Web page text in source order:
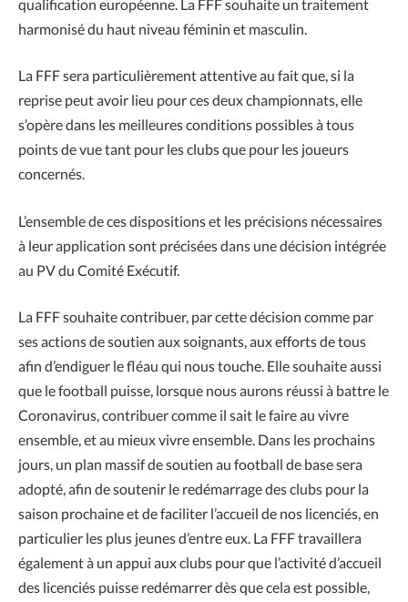
qualification européenne. La FFF souhaite un traitement
harmonisé du haut niveau féminin et masculin.
La FFF sera particulièrement attentive au fait que, si la
reprise peut avoir lieu pour ces deux championnats, elle
s’opère dans les meilleures conditions possibles à tous
points de vue tant pour les clubs que pour les joueurs
concernés.
L’ensemble de ces dispositions et les précisions nécessaires
à leur application sont précisées dans une décision intégrée
au PV du Comité Exécutif.
La FFF souhaite contribuer, par cette décision comme par
ses actions de soutien aux soignants, aux efforts de tous
afin d’endiguer le fléau qui nous touche. Elle souhaite aussi
que le football puisse, lorsque nous aurons réussi à battre le
Coronavirus, contribuer comme il sait le faire au vivre
ensemble, et au mieux vivre ensemble. Dans les prochains
jours, un plan massif de soutien au football de base sera
adopté, afin de soutenir le redémarrage des clubs pour la
saison prochaine et de faciliter l’accueil de nos licenciés, en
particulier les plus jeunes d’entre eux. La FFF travaillera
également à un appui aux clubs pour que l’activité d’accueil
des licenciés puisse redémarrer dès que cela est possible,